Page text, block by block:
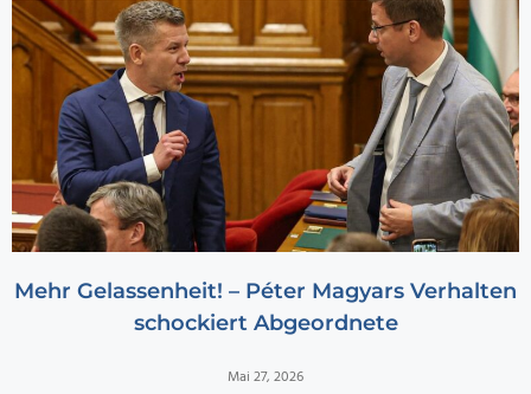
Mehr Gelassenheit! – Péter Magyars Verhalten
schockiert Abgeordnete
Mai 27, 2026